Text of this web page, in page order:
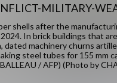
MILITARY-
shells after the
In brick buildings that
machinery churns
steel tubes for 155 mm
/ AFP) (Photo by